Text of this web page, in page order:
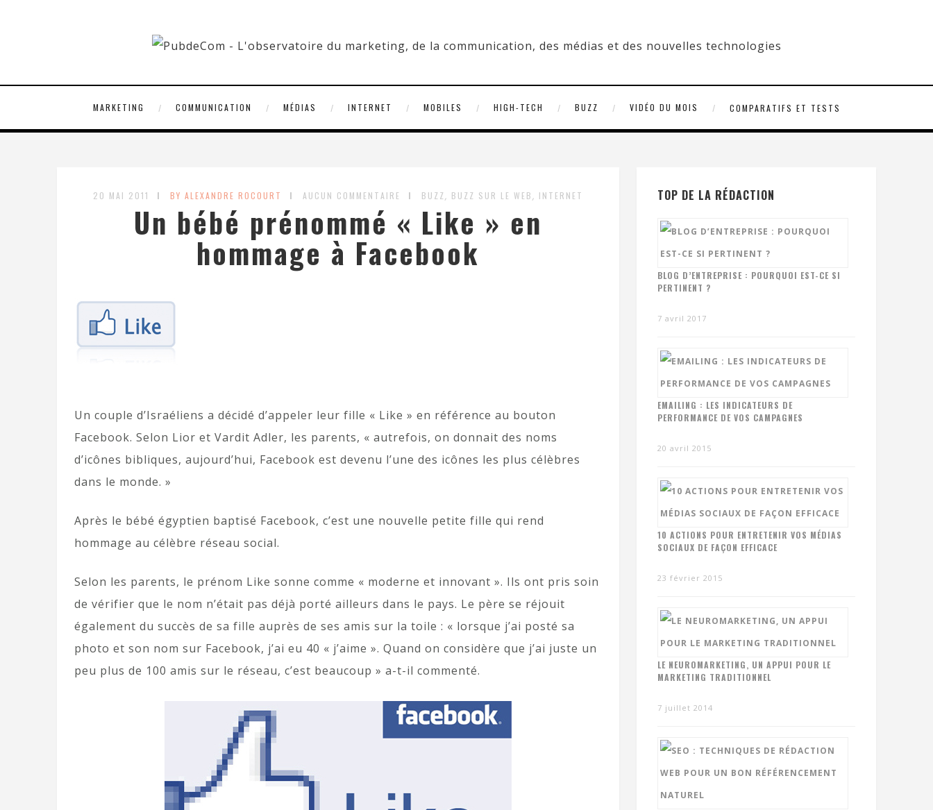
MARKETING COMMUNICATION MÉDIAS INTERNET MOBILES HIGH-TECH BUZZ VIDÉO DU MOIS COMPARATIFS ET TESTS
20 MAI 2011 BY ALEXANDRE ROCOURT AUCUN COMMENTAIRE BUZZ, BUZZ SUR LE WEB, INTERNET
Un bébé prénommé « Like » en
hommage à Facebook
Un couple d’Israéliens a décidé d’appeler leur fille « Like » en référence au bouton
Facebook. Selon Lior et Vardit Adler, les parents, « autrefois, on donnait des noms
d’icônes bibliques, aujourd’hui, Facebook est devenu l’une des icônes les plus célèbres
dans le monde. »
Après le bébé égyptien baptisé Facebook, c’est une nouvelle petite fille qui rend
hommage au célèbre réseau social.
Selon les parents, le prénom Like sonne comme « moderne et innovant ». Ils ont pris soin
de vérifier que le nom n’était pas déjà porté ailleurs dans le pays. Le père se réjouit
également du succès de sa fille auprès de ses amis sur la toile : « lorsque j’ai posté sa
photo et son nom sur Facebook, j’ai eu 40 « j’aime ». Quand on considère que j’ai juste un
peu plus de 100 amis sur le réseau, c’est beaucoup » a-t-il commenté.
TOP DE LA RÉDACTION
BLOG D’ENTREPRISE : POURQUOI EST-CE SI
PERTINENT ?
7 avril 2017
EMAILING : LES INDICATEURS DE
PERFORMANCE DE VOS CAMPAGNES
20 avril 2015
10 ACTIONS POUR ENTRETENIR VOS MÉDIAS
SOCIAUX DE FAÇON EFFICACE
23 février 2015
LE NEUROMARKETING, UN APPUI POUR LE
MARKETING TRADITIONNEL
7 juillet 2014